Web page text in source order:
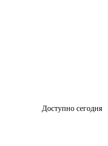
Доступно сегодня